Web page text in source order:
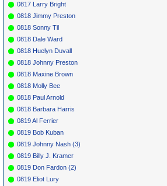
0817 Larry Bright
0818 Jimmy Preston
0818 Sonny Til
0818 Dale Ward
0818 Huelyn Duvall
0818 Johnny Preston
0818 Maxine Brown
0818 Molly Bee
0818 Paul Arnold
0818 Barbara Harris
0819 Al Ferrier
0819 Bob Kuban
0819 Johnny Nash (3)
0819 Billy J. Kramer
0819 Don Fardon (2)
0819 Eliot Lury